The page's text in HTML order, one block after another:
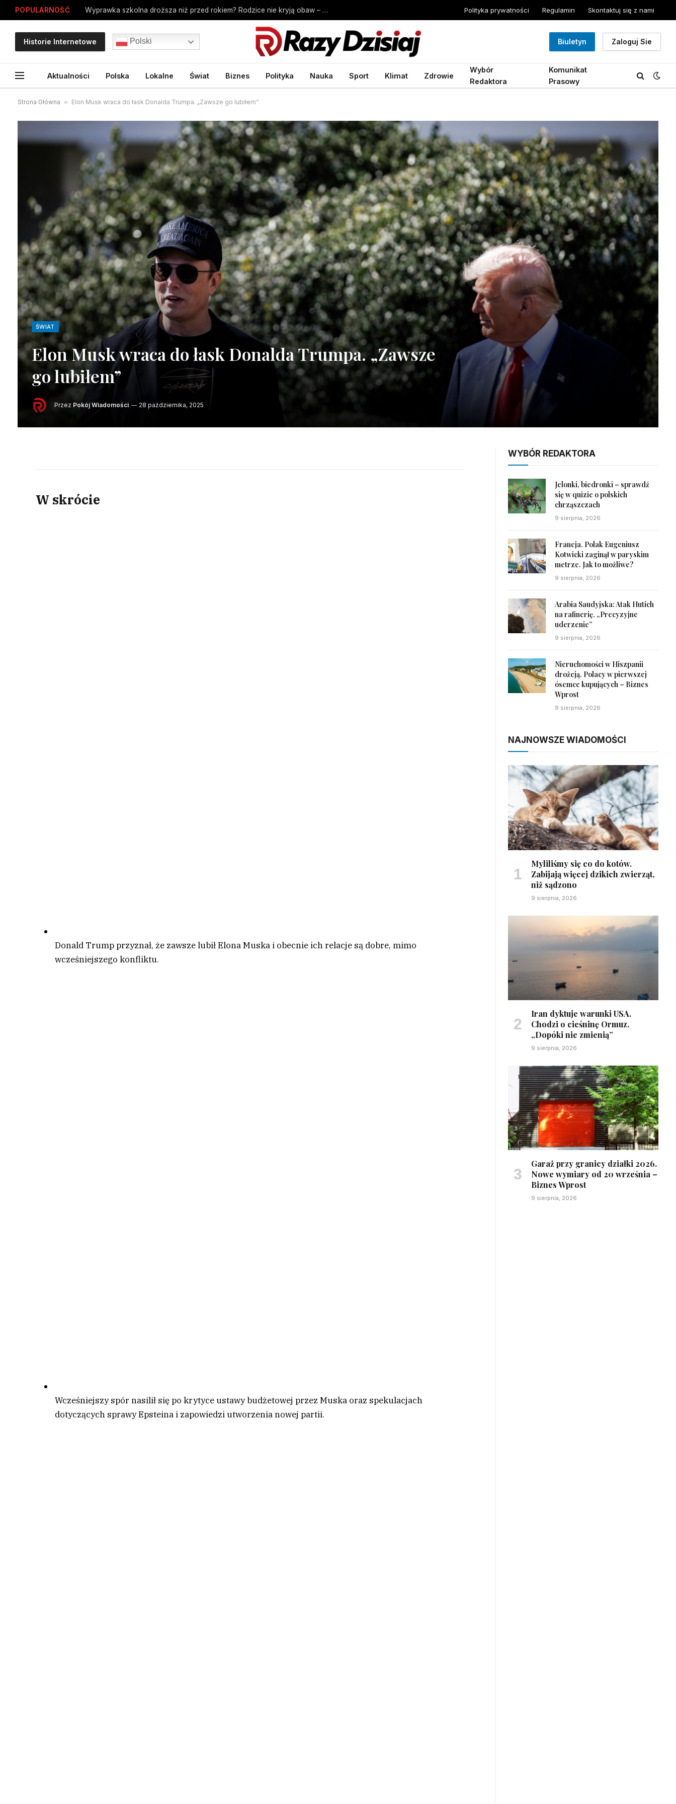
POPULARNOŚĆ Wyprawka szkolna droższa niż przed rokiem? Rodzice nie kryją obaw – Biznes Wprost Polityka prywatności Regulamin Skontaktuj się z nami
Historie Internetowe Polski Biuletyn Zaloguj Sie
Aktualności Polska Lokalne Świat Biznes Polityka Nauka Sport Klimat Zdrowie
Wybór
Redaktora
Komunikat
Prasowy
Strona Główna » Elon Musk wraca do łask Donalda Trumpa. „Zawsze go lubiłem”
ŚWIAT
Elon Musk wraca do łask Donalda Trumpa. „Zawsze
go lubiłem”
Przez Pokój Wiadomości 28 października, 2025
W skrócie
Donald Trump przyznał, że zawsze lubił Elona Muska i obecnie ich relacje są dobre, mimo
wcześniejszego konfliktu.
Wcześniejszy spór nasilił się po krytyce ustawy budżetowej przez Muska oraz spekulacjach
dotyczących sprawy Epsteina i zapowiedzi utworzenia nowej partii.
WYBÓR REDAKTORA
Jelonki, biedronki – sprawdź
się w quizie o polskich
chrząszczach
9 sierpnia, 2026
Francja. Polak Eugeniusz
Kotwicki zaginął w paryskim
metrze. Jak to możliwe?
9 sierpnia, 2026
Arabia Saudyjska: Atak Hutich
na rafinerię. „Precyzyjne
uderzenie”
9 sierpnia, 2026
Nieruchomości w Hiszpanii
drożeją. Polacy w pierwszej
ósemce kupujących – Biznes
Wprost
9 sierpnia, 2026
NAJNOWSZE WIADOMOŚCI
Myliliśmy się co do kotów.
Zabijają więcej dzikich zwierząt,
niż sądzono
9 sierpnia, 2026
Iran dyktuje warunki USA.
Chodzi o cieśninę Ormuz.
„Dopóki nie zmienią”
9 sierpnia, 2026
Garaż przy granicy działki 2026.
Nowe wymiary od 20 września –
Biznes Wprost
9 sierpnia, 2026